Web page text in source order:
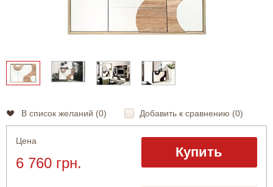
В список желаний (0) Добавить к сравнению (0)
Цена
6 760 грн.
Купить